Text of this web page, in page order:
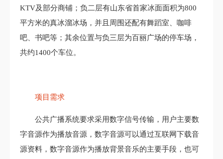
KTV及部分商铺；负二层有山东省首家冰面面积为800
平方米的真冰溜冰场，并且周围还配有舞蹈室、咖啡
吧、书吧等；其余位置与负三层为百丽广场的停车场，
共约1400个车位。
项目需求
公共广播系统要求采用数字信号传输，用户主要数
字音源作为播放音源，数字音源可以通过互联网下载音
源资料，数字音源作为播放背景音乐的主要手段，也可